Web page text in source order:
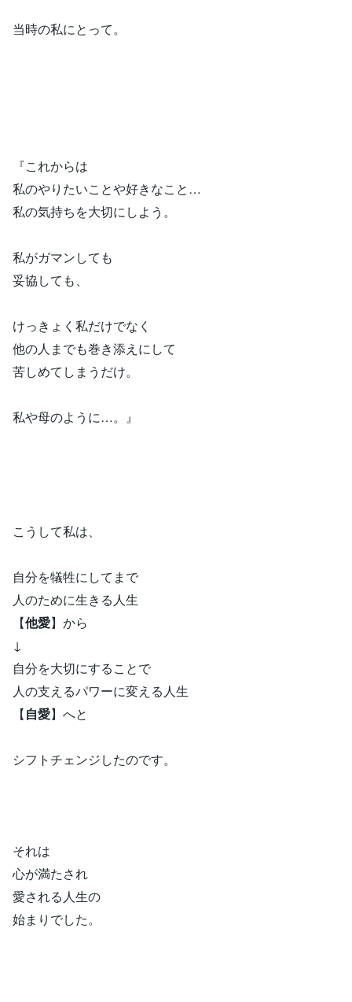
当時の私にとって。
『これからは
私のやりたいことや好きなこと…
私の気持ちを大切にしよう。
私がガマンしても
妥協しても、
けっきょく私だけでなく
他の人までも巻き添えにして
苦しめてしまうだけ。
私や母のように…。』
こうして私は、
自分を犠牲にしてまで
人のために生きる人生
【他愛】から
↓
自分を大切にすることで
人の支えるパワーに変える人生
【自愛】へと
シフトチェンジしたのです。
それは
心が満たされ
愛される人生の
始まりでした。